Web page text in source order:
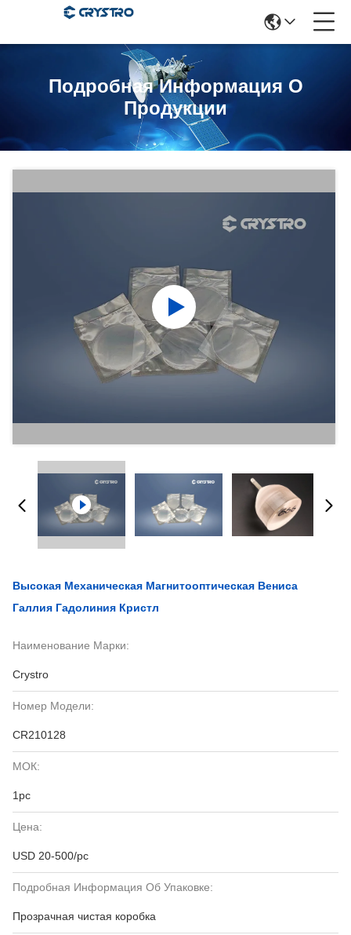
Подробная Информация О
Продукции
Высокая Механическая Магнитооптическая Вениса
Галлия Гадолиния Кристл
Наименование Марки:
Crystro
Номер Модели:
CR210128
МОК:
1pc
Цена:
USD 20-500/pc
Подробная Информация Об Упаковке:
Прозрачная чистая коробка